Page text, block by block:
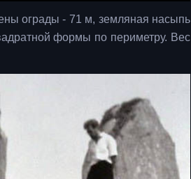
ограды - 71 м, земляная насыпь
формы по периметру. Вес